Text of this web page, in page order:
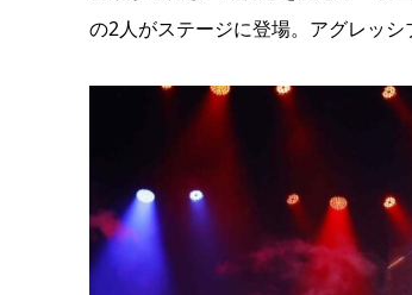
の2人がステージに登場。アグレッシ